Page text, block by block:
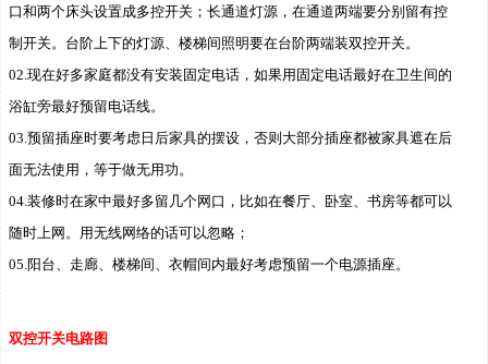
口和两个床头设置成多控开关；长通道灯源，在通道两端要分别留有控
制开关。台阶上下的灯源、楼梯间照明要在台阶两端装双控开关。
02.现在好多家庭都没有安装固定电话，如果用固定电话最好在卫生间的
浴缸旁最好预留电话线。
03.预留插座时要考虑日后家具的摆设，否则大部分插座都被家具遮在后
面无法使用，等于做无用功。
04.装修时在家中最好多留几个网口，比如在餐厅、卧室、书房等都可以
随时上网。用无线网络的话可以忽略；
05.阳台、走廊、楼梯间、衣帽间内最好考虑预留一个电源插座。
双控开关电路图